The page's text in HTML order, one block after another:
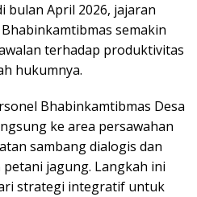
bulan April 2026, jajaran
semakin
terhadap produktivitas
hukumnya.
Bhabinkamtibmas Desa
ke area persawahan
sambang dialogis dan
jagung. Langkah ini
strategi integratif untuk